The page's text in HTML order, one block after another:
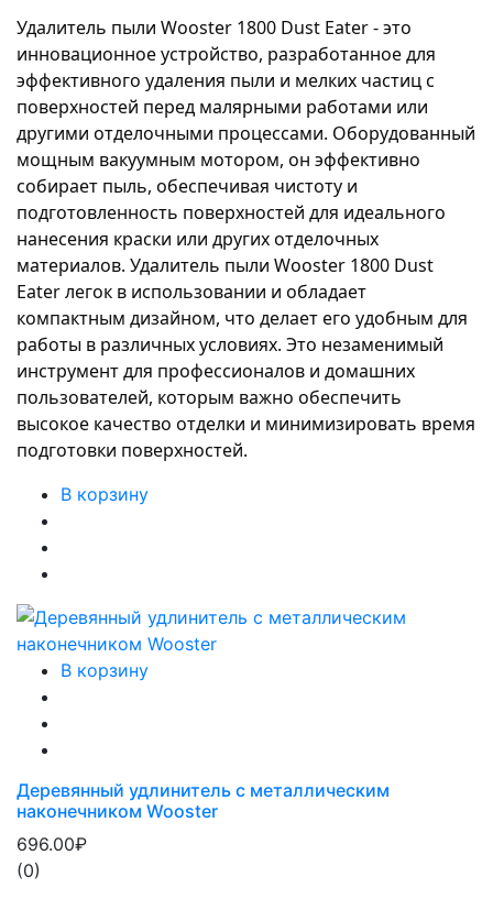
Удалитель пыли Wooster 1800 Dust Eater - это
инновационное устройство, разработанное для
эффективного удаления пыли и мелких частиц с
поверхностей перед малярными работами или
другими отделочными процессами. Оборудованный
мощным вакуумным мотором, он эффективно
собирает пыль, обеспечивая чистоту и
подготовленность поверхностей для идеального
нанесения краски или других отделочных
материалов. Удалитель пыли Wooster 1800 Dust
Eater легок в использовании и обладает
компактным дизайном, что делает его удобным для
работы в различных условиях. Это незаменимый
инструмент для профессионалов и домашних
пользователей, которым важно обеспечить
высокое качество отделки и минимизировать время
подготовки поверхностей.
В корзину
В корзину
Деревянный удлинитель с металлическим
наконечником Wooster
696.00₽
(0)